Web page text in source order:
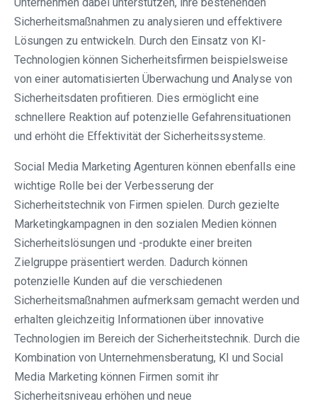
Sicherheitsmaßnahmen zu analysieren und effektivere
Lösungen zu entwickeln. Durch den Einsatz von KI-
Technologien können Sicherheitsfirmen beispielsweise
von einer automatisierten Überwachung und Analyse von
Sicherheitsdaten profitieren. Dies ermöglicht eine
schnellere Reaktion auf potenzielle Gefahrensituationen
und erhöht die Effektivität der Sicherheitssysteme.
Social Media Marketing Agenturen können ebenfalls eine
wichtige Rolle bei der Verbesserung der
Sicherheitstechnik von Firmen spielen. Durch gezielte
Marketingkampagnen in den sozialen Medien können
Sicherheitslösungen und -produkte einer breiten
Zielgruppe präsentiert werden. Dadurch können
potenzielle Kunden auf die verschiedenen
Sicherheitsmaßnahmen aufmerksam gemacht werden und
erhalten gleichzeitig Informationen über innovative
Technologien im Bereich der Sicherheitstechnik. Durch die
Kombination von Unternehmensberatung, KI und Social
Media Marketing können Firmen somit ihr
Sicherheitsniveau erhöhen und neue